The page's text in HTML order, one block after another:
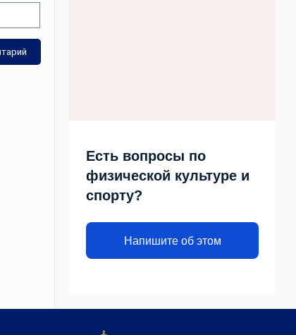
Есть вопросы по
физической культуре и
спорту?
Напишите об этом